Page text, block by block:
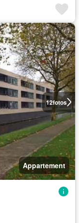
12fotos
Appartement